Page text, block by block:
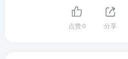
点赞0 分享